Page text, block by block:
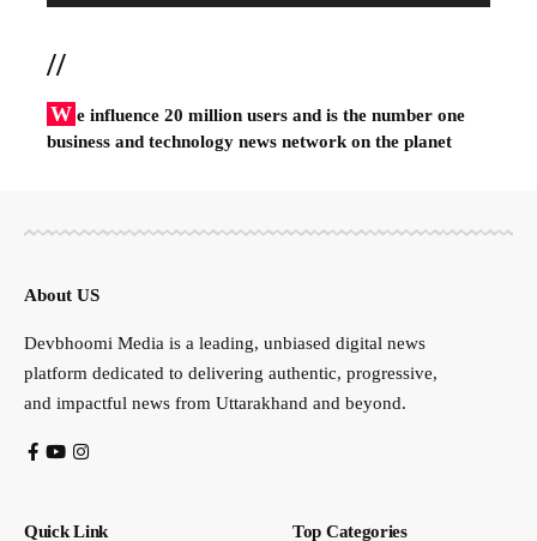
//
W e influence 20 million users and is the number one
business and technology news network on the planet
About US
Devbhoomi Media is a leading, unbiased digital news
platform dedicated to delivering authentic, progressive,
and impactful news from Uttarakhand and beyond.
Quick Link Top Categories